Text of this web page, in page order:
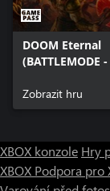
DOOM Eternal
(BATTLEMODE
Zobrazit hru
XBOX konzole Hry
XBOX Podpora pro